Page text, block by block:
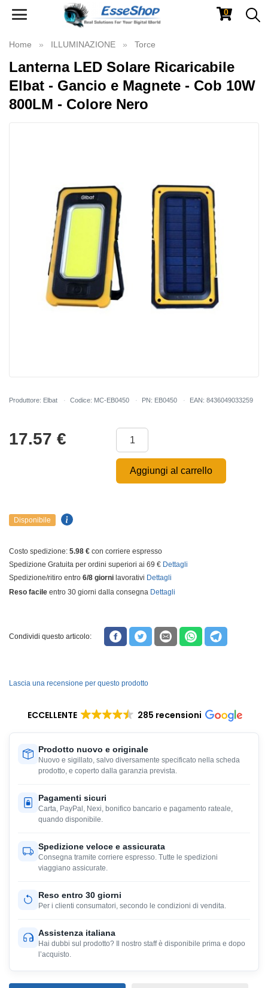
Toggle
0
Home ILLUMINAZIONE Torce
Lanterna LED Solare Ricaricabile
Elbat - Gancio e Magnete - Cob 10W
800LM - Colore Nero
Produttore: Elbat Codice: MC-EB0450 PN: EB0450 EAN: 8436049033259
17.57 €
Aggiungi al carrello
Disponibile
Costo spedizione: 5.98 € con corriere espresso
Spedizione Gratuita per ordini superiori ai 69 € Dettagli
Spedizione/ritiro entro 6/8 giorni lavorativi Dettagli
Reso facile entro 30 giorni dalla consegna Dettagli
Condividi questo articolo:
Lascia una recensione per questo prodotto
ECCELLENTE 285 recensioni
Prodotto nuovo e originale
Nuovo e sigillato, salvo diversamente specificato nella scheda
prodotto, e coperto dalla garanzia prevista.
Pagamenti sicuri
Carta, PayPal, Nexi, bonifico bancario e pagamento rateale,
quando disponibile.
Spedizione veloce e assicurata
Consegna tramite corriere espresso. Tutte le spedizioni
viaggiano assicurate.
Reso entro 30 giorni
Per i clienti consumatori, secondo le condizioni di vendita.
Assistenza italiana
Hai dubbi sul prodotto? Il nostro staff è disponibile prima e dopo
l’acquisto.